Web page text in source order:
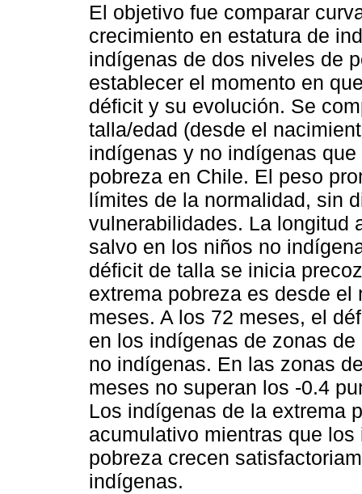
El objetivo fue comparar
crecimiento en estatura de
indígenas de dos niveles de
establecer el momento en
déficit y su evolución. Se
talla/edad (desde el
indígenas y no indígenas
pobreza en Chile. El peso
límites de la normalidad, sin
vulnerabilidades. La longitud
salvo en los niños no
déficit de talla se inicia
extrema pobreza es desde
meses. A los 72 meses, el
en los indígenas de zonas
no indígenas. En las zonas
meses no superan los -0.4
Los indígenas de la extrema
acumulativo mientras que
pobreza crecen
indígenas.